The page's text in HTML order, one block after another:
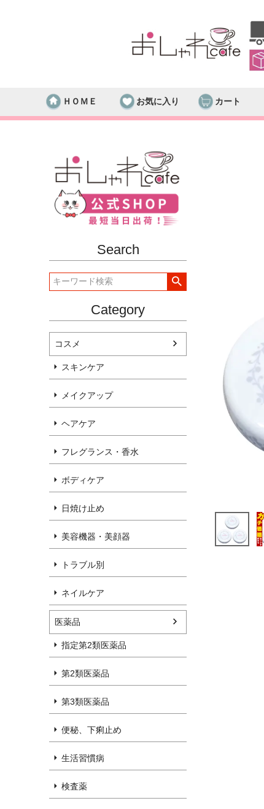
ＨＯＭＥ お気に入り カート
Search
Category
コスメ
スキンケア
メイクアップ
ヘアケア
フレグランス・香水
ボディケア
日焼け止め
美容機器・美顔器
トラブル別
ネイルケア
医薬品
指定第2類医薬品
第2類医薬品
第3類医薬品
便秘、下痢止め
生活習慣病
検査薬